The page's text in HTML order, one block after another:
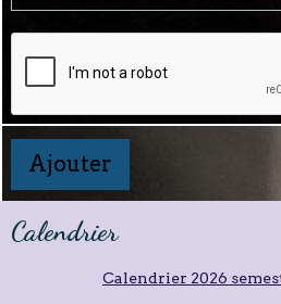
Ajouter
Calendrier
Calendrier 2026